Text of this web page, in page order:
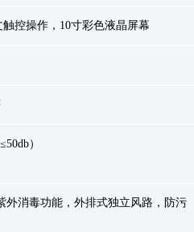
控操作，10寸彩色液晶屏幕
）
外消毒功能，外排式独立风路，防污